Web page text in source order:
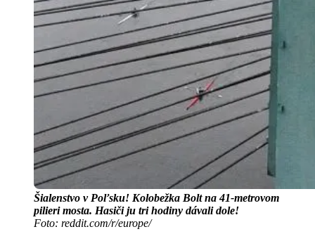
Šialenstvo v Poľsku! Kolobežka Bolt na 41-metrovom
pilieri mosta. Hasiči ju tri hodiny dávali dole!
Foto: reddit.com/r/europe/